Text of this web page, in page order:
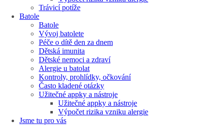
Trávicí potíže
Batole
Batole
Vývoj batolete
Péče o dítě den za dnem
Dětská imunita
Dětské nemoci a zdraví
Alergie u batolat
Kontroly, prohlídky, očkování
Často kladené otázky
Užitečné appky a nástroje
Užitečné appky a nástroje
Výpočet rizika vzniku alergie
Jsme tu pro vás